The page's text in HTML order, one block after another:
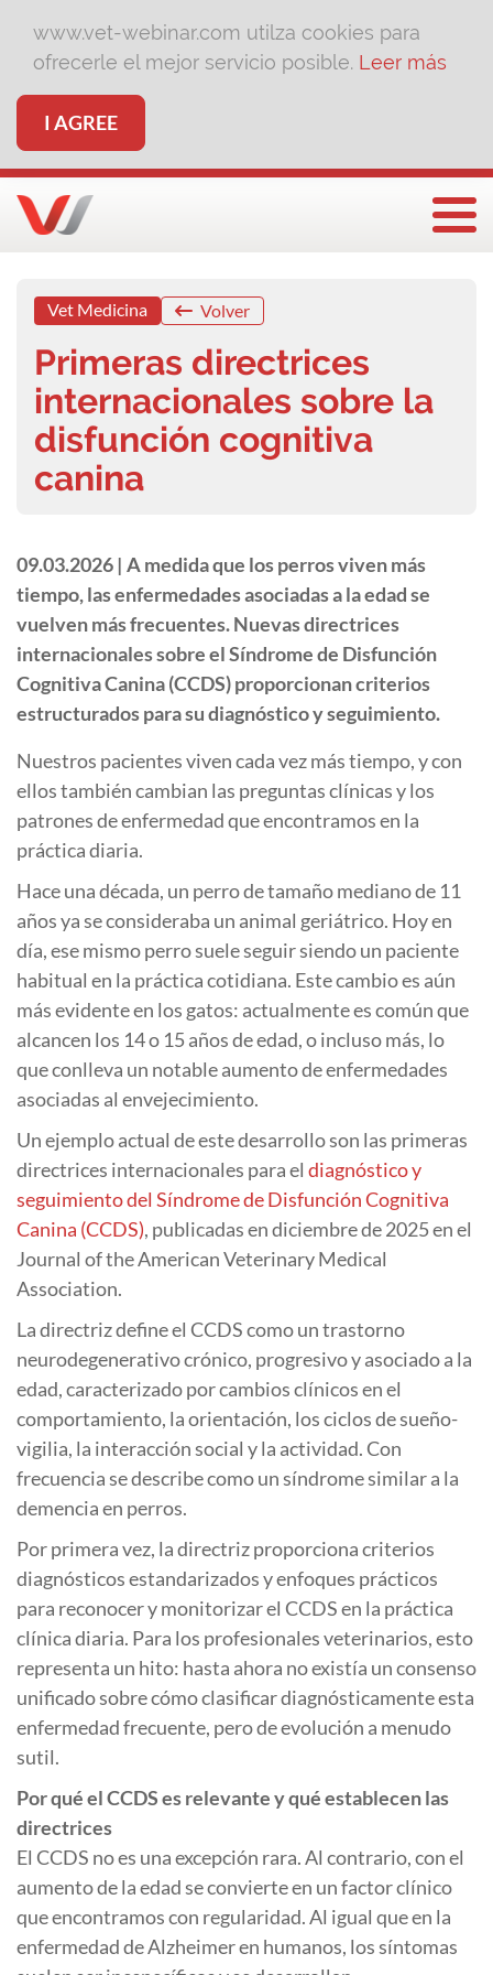
www.vet-webinar.com utilza cookies para
ofrecerle el mejor servicio posible. Leer más
I AGREE
Vet Medicina Volver
Primeras directrices
internacionales sobre la
disfunción cognitiva
canina
09.03.2026 | A medida que los perros viven más
tiempo, las enfermedades asociadas a la edad se
vuelven más frecuentes. Nuevas directrices
internacionales sobre el Síndrome de Disfunción
Cognitiva Canina (CCDS) proporcionan criterios
estructurados para su diagnóstico y seguimiento.
Nuestros pacientes viven cada vez más tiempo, y con
ellos también cambian las preguntas clínicas y los
patrones de enfermedad que encontramos en la
práctica diaria.
Hace una década, un perro de tamaño mediano de 11
años ya se consideraba un animal geriátrico. Hoy en
día, ese mismo perro suele seguir siendo un paciente
habitual en la práctica cotidiana. Este cambio es aún
más evidente en los gatos: actualmente es común que
alcancen los 14 o 15 años de edad, o incluso más, lo
que conlleva un notable aumento de enfermedades
asociadas al envejecimiento.
Un ejemplo actual de este desarrollo son las primeras
directrices internacionales para el diagnóstico y
seguimiento del Síndrome de Disfunción Cognitiva
Canina (CCDS), publicadas en diciembre de 2025 en el
Journal of the American Veterinary Medical
Association.
La directriz define el CCDS como un trastorno
neurodegenerativo crónico, progresivo y asociado a la
edad, caracterizado por cambios clínicos en el
comportamiento, la orientación, los ciclos de sueño-
vigilia, la interacción social y la actividad. Con
frecuencia se describe como un síndrome similar a la
demencia en perros.
Por primera vez, la directriz proporciona criterios
diagnósticos estandarizados y enfoques prácticos
para reconocer y monitorizar el CCDS en la práctica
clínica diaria. Para los profesionales veterinarios, esto
representa un hito: hasta ahora no existía un consenso
unificado sobre cómo clasificar diagnósticamente esta
enfermedad frecuente, pero de evolución a menudo
sutil.
Por qué el CCDS es relevante y qué establecen las
directrices
El CCDS no es una excepción rara. Al contrario, con el
aumento de la edad se convierte en un factor clínico
que encontramos con regularidad. Al igual que en la
enfermedad de Alzheimer en humanos, los síntomas